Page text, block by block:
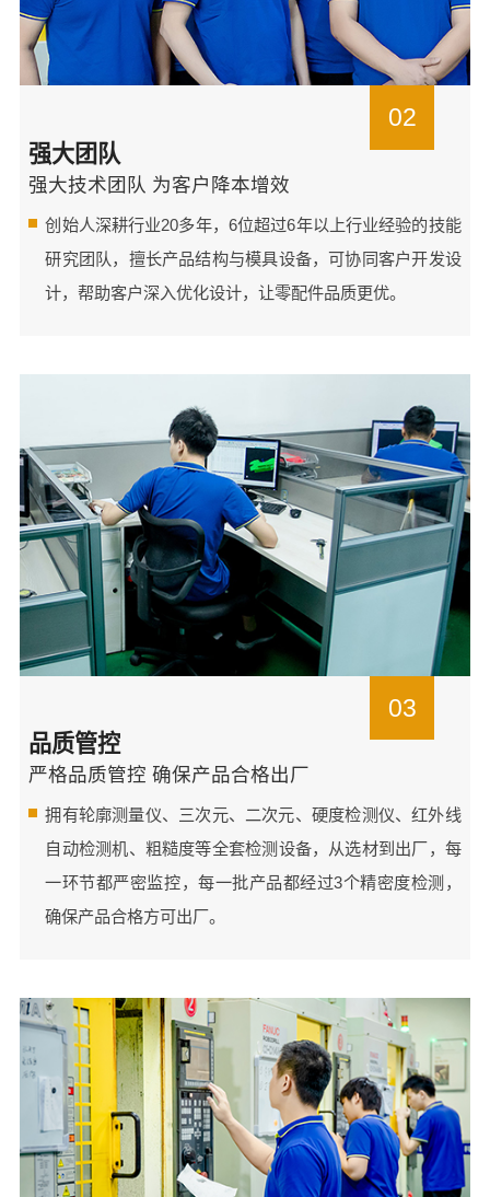
02
强大团队
强大技术团队 为客户降本增效
创始人深耕行业20多年，6位超过6年以上行业经验的技能
研究团队，擅长产品结构与模具设备，可协同客户开发设
计，帮助客户深入优化设计，让零配件品质更优。
03
品质管控
严格品质管控 确保产品合格出厂
拥有轮廓测量仪、三次元、二次元、硬度检测仪、红外线
自动检测机、粗糙度等全套检测设备，从选材到出厂，每
一环节都严密监控，每一批产品都经过3个精密度检测，
确保产品合格方可出厂。